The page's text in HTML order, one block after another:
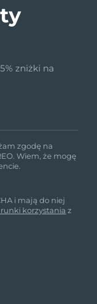
zniżki na
zgodę na
Wiem, że mogę
i mają do niej
korzystania z